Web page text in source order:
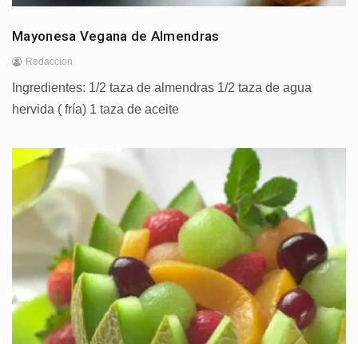
Mayonesa Vegana de Almendras
Redaccion
Ingredientes: 1/2 taza de almendras 1/2 taza de agua
hervida ( fría) 1 taza de aceite